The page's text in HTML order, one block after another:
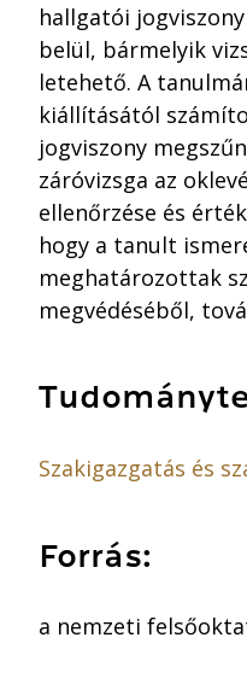
hallgatói
belül, bármelyik
letehető. A
kiállításától
jogviszony
záróvizsga az
ellenőrzése és
hogy a tanult
meghatározottak
megvédéséből,
Szakigazgatás és
Forrás:
a nemzeti